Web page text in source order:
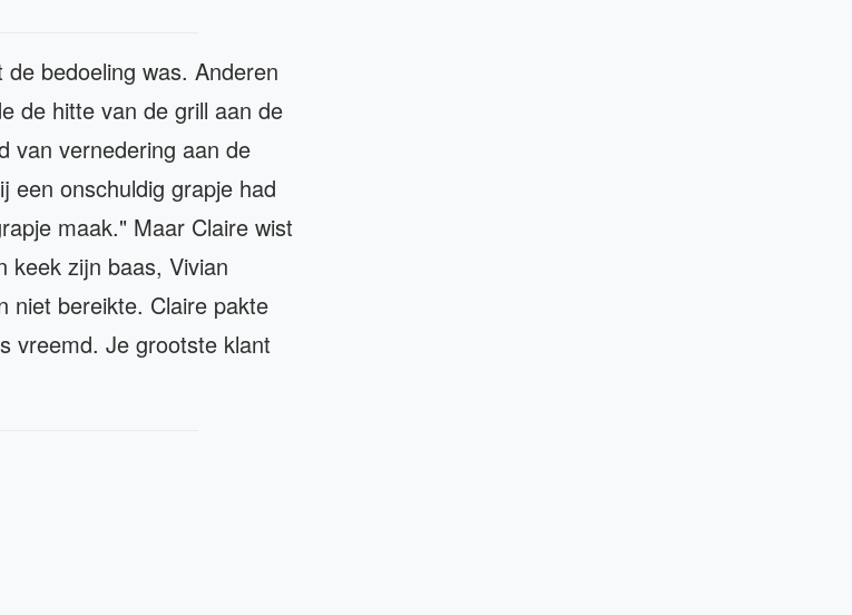
bedoeling was. Anderen
de hitte van de grill aan de
van vernedering aan de
een onschuldig grapje had
maak." Maar Claire wist
keek zijn baas, Vivian
niet bereikte. Claire pakte
vreemd. Je grootste klant